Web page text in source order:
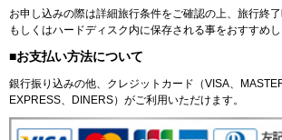
お申し込みの際は詳細旅行条件をご確認の上、旅行終
もしくはハードディスク内に保存される事をおすすめし
■お支払い方法について
銀行振り込みの他、クレジットカード（VISA、
EXPRESS、DINERS）がご利用いただけます。